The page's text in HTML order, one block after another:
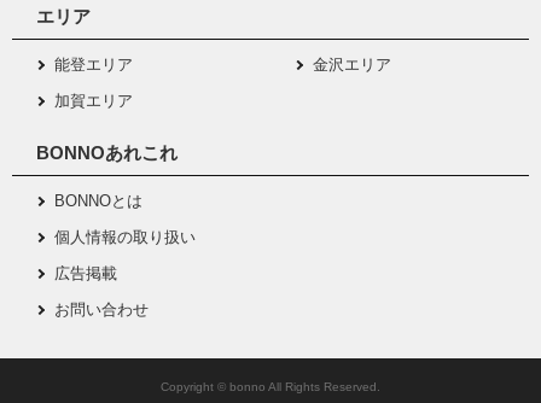
エリア
能登エリア
金沢エリア
加賀エリア
BONNOあれこれ
BONNOとは
個人情報の取り扱い
広告掲載
お問い合わせ
Copyright © bonno All Rights Reserved.